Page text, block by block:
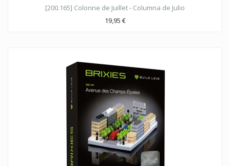
[200.165] Colonne de Juillet - Columna de Julio
19,95 €